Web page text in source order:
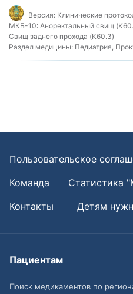
Версия: Клинические
МКБ-10: Аноректальный свищ
Свищ заднего прохода (K60.3)
Раздел медицины: Педиатрия,
Пользовательское
Команда
Статистика
Контакты
Детям
Пациентам
Поиск медикаментов по